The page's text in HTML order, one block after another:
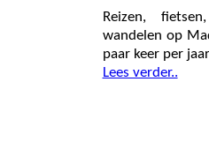
Reizen,
wandelen op
paar keer per
Lees verder..